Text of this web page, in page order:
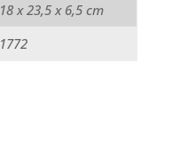
18 x 23,5 x 6,5 cm
1772